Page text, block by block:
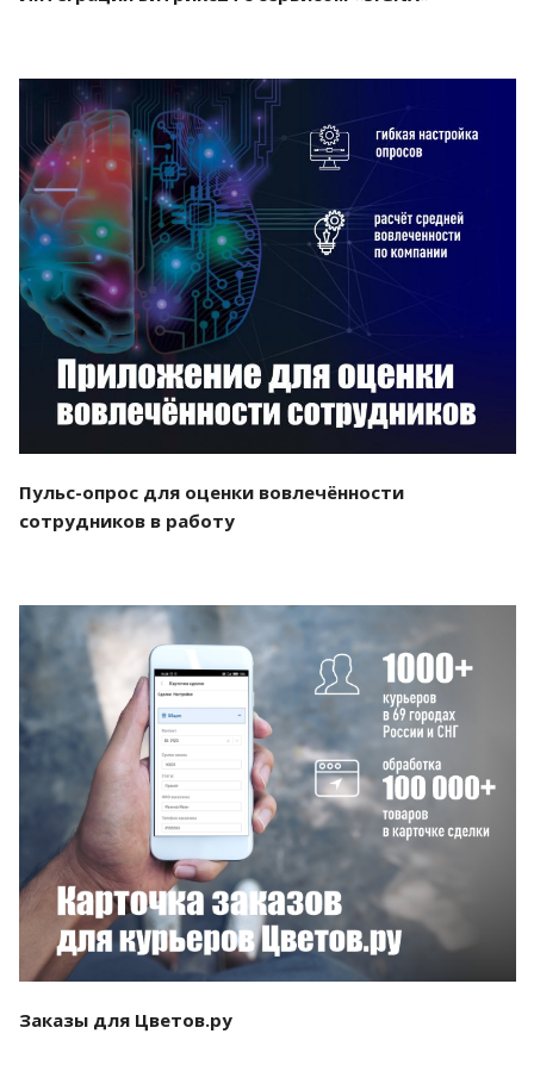
Смотреть проект
Пульс-опрос для оценки вовлечённости
сотрудников в работу
Смотреть проект
Заказы для Цветов.ру